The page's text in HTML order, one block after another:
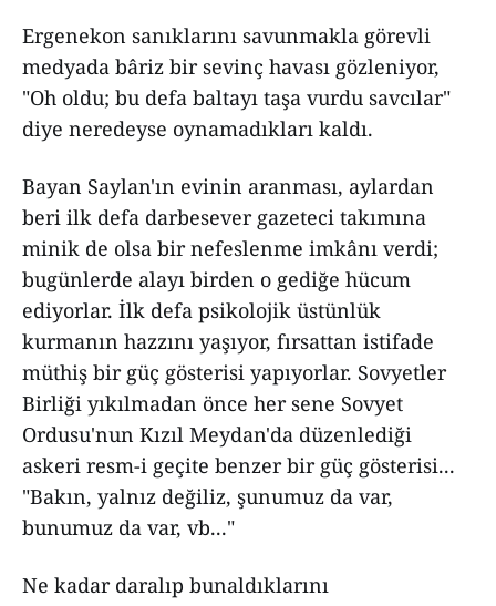
Ergenekon sanıklarını savunmakla görevli
medyada bâriz bir sevinç havası gözleniyor,
"Oh oldu; bu defa baltayı taşa vurdu savcılar"
diye neredeyse oynamadıkları kaldı.
Bayan Saylan'ın evinin aranması, aylardan
beri ilk defa darbesever gazeteci takımına
minik de olsa bir nefeslenme imkânı verdi;
bugünlerde alayı birden o gediğe hücum
ediyorlar. İlk defa psikolojik üstünlük
kurmanın hazzını yaşıyor, fırsattan istifade
müthiş bir güç gösterisi yapıyorlar. Sovyetler
Birliği yıkılmadan önce her sene Sovyet
Ordusu'nun Kızıl Meydan'da düzenlediği
askeri resm-i geçite benzer bir güç gösterisi...
"Bakın, yalnız değiliz, şunumuz da var,
bunumuz da var, vb..."
Ne kadar daralıp bunaldıklarını